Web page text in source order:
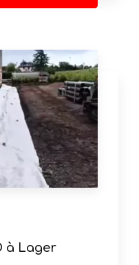
à Lager